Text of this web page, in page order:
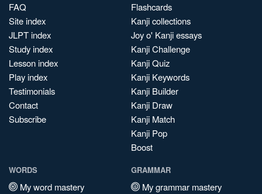
FAQ
Site index
JLPT index
Study index
Lesson index
Play index
Testimonials
Contact
Subscribe
Flashcards
Kanji collections
Joy o' Kanji essays
Kanji Challenge
Kanji Quiz
Kanji Keywords
Kanji Builder
Kanji Draw
Kanji Match
Kanji Pop
Boost
WORDS
My word mastery
GRAMMAR
My grammar mastery